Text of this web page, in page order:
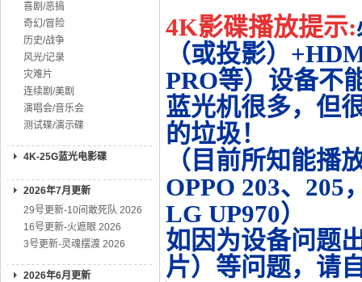
喜剧/恶搞
奇幻/冒险
历史/战争
风光/记录
灾难片
连续剧/美剧
演唱会/音乐会
测试碟/演示碟
4K-25G蓝光电影碟
2026年7月更新
29号更新-10间敢死队 2026
16号更新-火遮眼 2026
3号更新-灵魂摆渡 2026
2026年6月更新
4K影碟播放提示:
（或投影）
PRO等）设备不
蓝光机很多，但
的垃圾！
（目前所知能播
OPPO 203、205
LG UP970）
如因为设备问题
片）等问题，请